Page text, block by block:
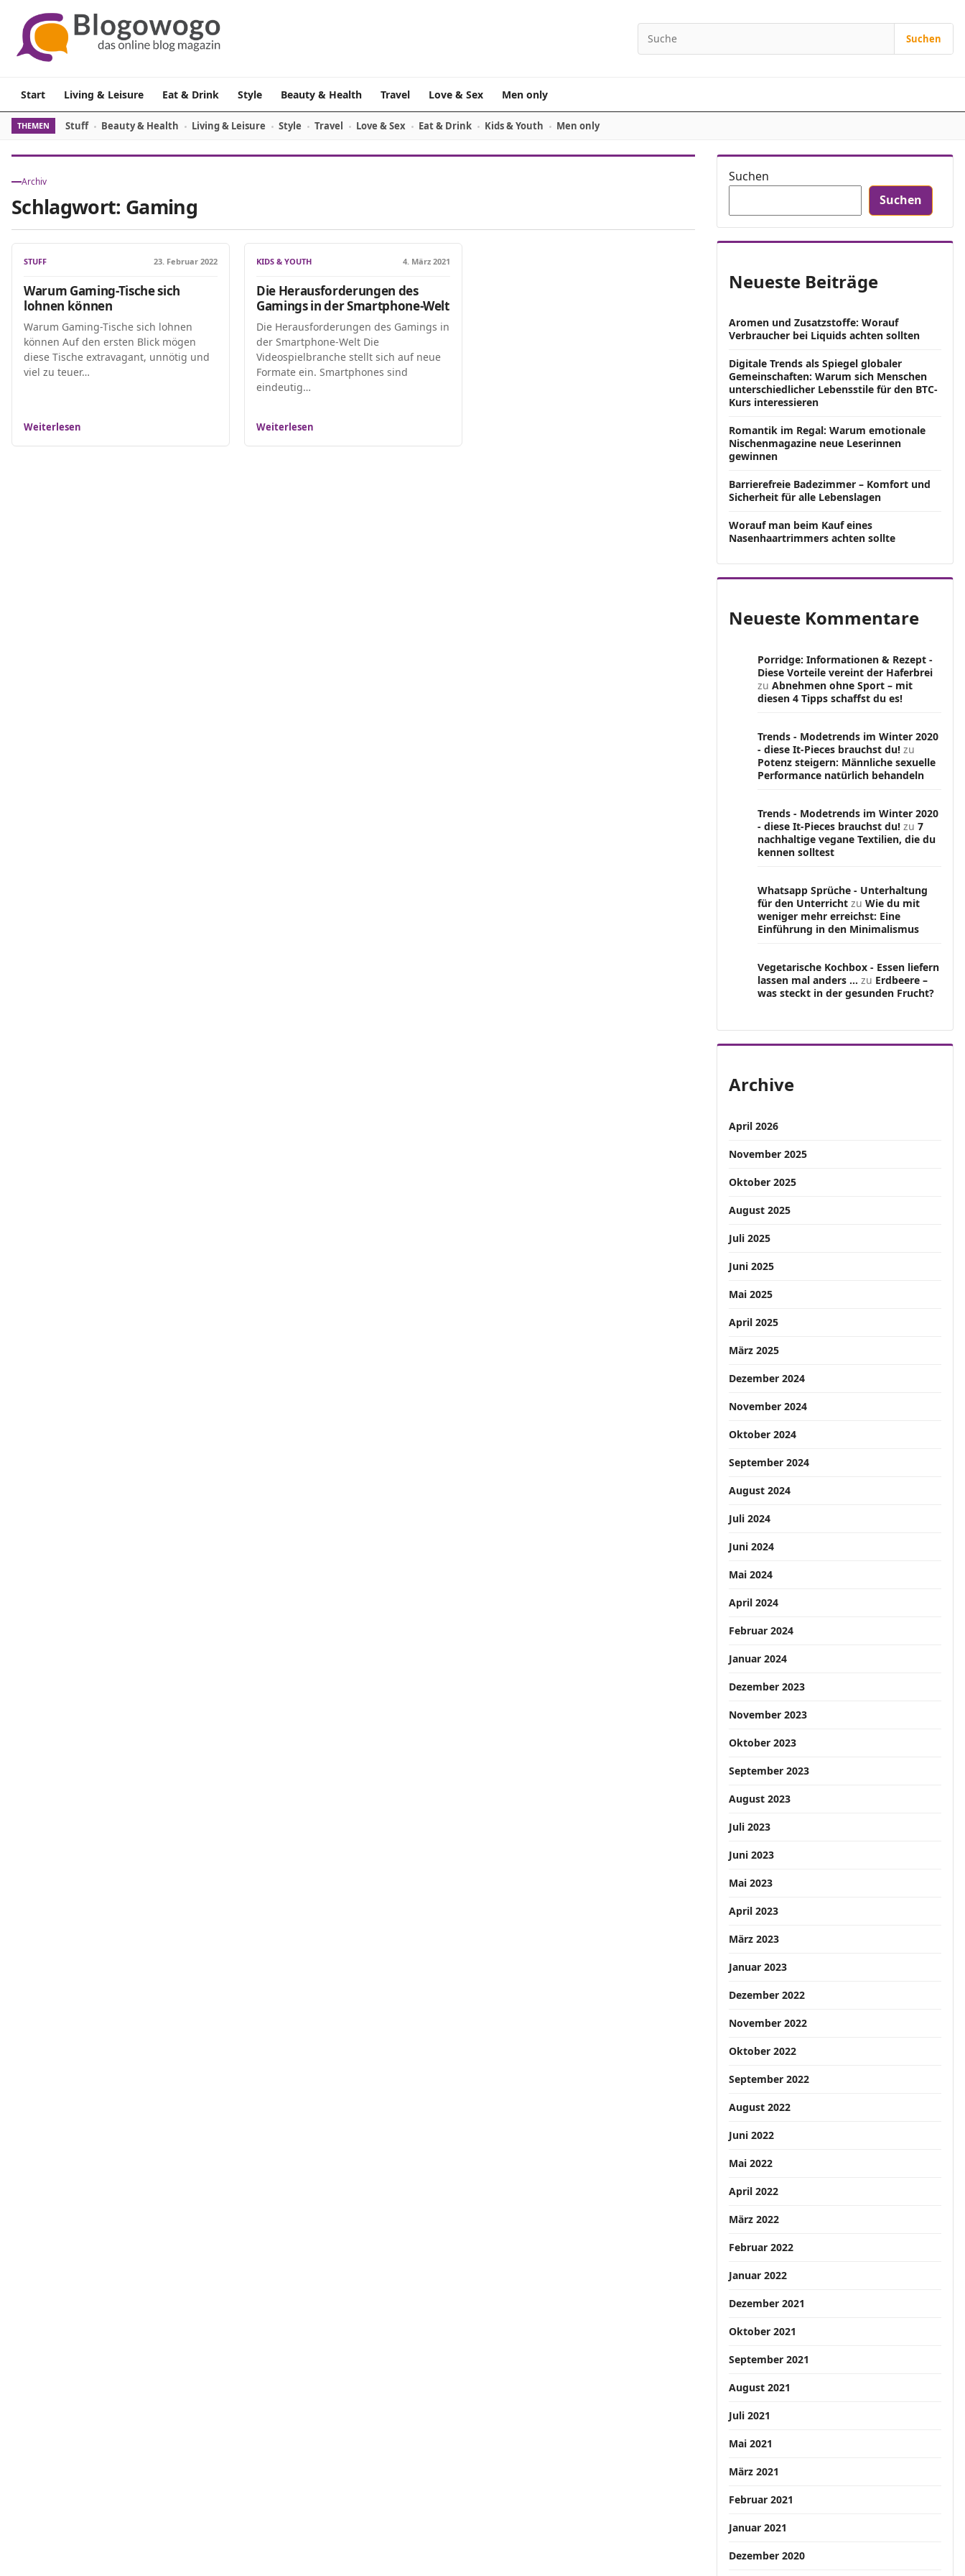
Suchen nach: Suchen
Start Living & Leisure Eat & Drink Style Beauty & Health Travel Love & Sex Men only
THEMEN Stuff Beauty & Health Living & Leisure Style Travel Love & Sex Eat & Drink Kids & Youth Men only
Archiv
Schlagwort: Gaming
STUFF 23. Februar 2022
Warum Gaming-Tische sich
lohnen können
Warum Gaming-Tische sich lohnen
können Auf den ersten Blick mögen
diese Tische extravagant, unnötig und
viel zu teuer…
Weiterlesen
KIDS & YOUTH 4. März 2021
Die Herausforderungen des
Gamings in der Smartphone-Welt
Die Herausforderungen des Gamings in
der Smartphone-Welt Die
Videospielbranche stellt sich auf neue
Formate ein. Smartphones sind
eindeutig…
Weiterlesen
Suchen
Suchen
Neueste Beiträge
Aromen und Zusatzstoffe: Worauf
Verbraucher bei Liquids achten sollten
Digitale Trends als Spiegel globaler
Gemeinschaften: Warum sich Menschen
unterschiedlicher Lebensstile für den BTC-
Kurs interessieren
Romantik im Regal: Warum emotionale
Nischenmagazine neue Leserinnen
gewinnen
Barrierefreie Badezimmer – Komfort und
Sicherheit für alle Lebenslagen
Worauf man beim Kauf eines
Nasenhaartrimmers achten sollte
Neueste Kommentare
Porridge: Informationen & Rezept -
Diese Vorteile vereint der Haferbrei
zu Abnehmen ohne Sport – mit
diesen 4 Tipps schaffst du es!
Trends - Modetrends im Winter 2020
- diese It-Pieces brauchst du! zu
Potenz steigern: Männliche sexuelle
Performance natürlich behandeln
Trends - Modetrends im Winter 2020
- diese It-Pieces brauchst du! zu 7
nachhaltige vegane Textilien, die du
kennen solltest
Whatsapp Sprüche - Unterhaltung
für den Unterricht zu Wie du mit
weniger mehr erreichst: Eine
Einführung in den Minimalismus
Vegetarische Kochbox - Essen liefern
lassen mal anders ... zu Erdbeere –
was steckt in der gesunden Frucht?
Archive
April 2026
November 2025
Oktober 2025
August 2025
Juli 2025
Juni 2025
Mai 2025
April 2025
März 2025
Dezember 2024
November 2024
Oktober 2024
September 2024
August 2024
Juli 2024
Juni 2024
Mai 2024
April 2024
Februar 2024
Januar 2024
Dezember 2023
November 2023
Oktober 2023
September 2023
August 2023
Juli 2023
Juni 2023
Mai 2023
April 2023
März 2023
Januar 2023
Dezember 2022
November 2022
Oktober 2022
September 2022
August 2022
Juni 2022
Mai 2022
April 2022
März 2022
Februar 2022
Januar 2022
Dezember 2021
Oktober 2021
September 2021
August 2021
Juli 2021
Mai 2021
März 2021
Februar 2021
Januar 2021
Dezember 2020